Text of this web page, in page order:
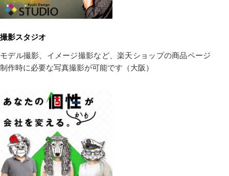
撮影スタジオ
モデル撮影、イメージ撮影など、楽天ショップの商品ページ
制作時に必要な写真撮影が可能です（大阪）